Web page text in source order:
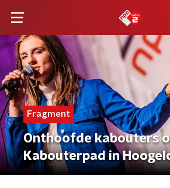
Fragment
Onthoofde kabouters
Kabouterpad in